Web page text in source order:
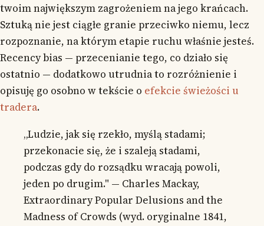
twoim największym zagrożeniem na jego krańcach.
Sztuką nie jest ciągłe granie przeciwko niemu, lecz
rozpoznanie, na którym etapie ruchu właśnie jesteś.
Recency bias — przecenianie tego, co działo się
ostatnio — dodatkowo utrudnia to rozróżnienie i
opisuję go osobno w tekście o efekcie świeżości u
tradera.
„Ludzie, jak się rzekło, myślą stadami;
przekonacie się, że i szaleją stadami,
podczas gdy do rozsądku wracają powoli,
jeden po drugim." — Charles Mackay,
Extraordinary Popular Delusions and the
Madness of Crowds (wyd. oryginalne 1841,